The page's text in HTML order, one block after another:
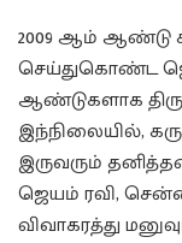
2009 ஆம் ஆண்டு
செய்துகொண்ட
ஆண்டுகளாக
இந்நிலையில்,
இருவரும்
ஜெயம் ரவி,
விவாகரத்து